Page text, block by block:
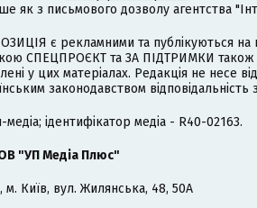
як з письмового дозволу агентства
є рекламними та публікуються на
СПЕЦПРОЄКТ та ЗА ПІДТРИМКИ
у цих матеріалах. Редакція не несе
законодавством
ідентифікатор медіа - R40-02163.
"УП Медіа Плюс"
м. Київ, вул. Жилянська, 48, 50А